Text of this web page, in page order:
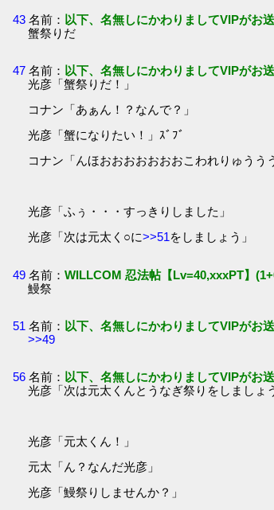
43 名前： 以下、名無しにかわりましてVIPがお
蟹祭りだ
47 名前： 以下、名無しにかわりましてVIPがお
光彦「蟹祭りだ！」
コナン「あぁん！？なんで？」
光彦「蟹になりたい！」ｽﾞﾌﾞ
コナン「んほおおおおおおおこわれりゅうう
光彦「ふぅ・・・すっきりしました」
光彦「次は元太く○に>>51をしましょう」
49 名前：WILLCOM 忍法帖【Lv=40,xxxPT】
鰻祭
51 名前： 以下、名無しにかわりましてVIPがお
>>49
56 名前： 以下、名無しにかわりましてVIPがお
光彦「次は元太くんとうなぎ祭りをしましょ
光彦「元太くん！」
元太「ん？なんだ光彦」
光彦「鰻祭りしませんか？」